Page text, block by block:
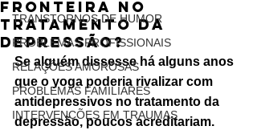
TRANSTORNOS DE HUMOR
PROBLEMAS PROFISSIONAIS
RELAÇÕES AMOROSAS
PROBLEMAS FAMILIARES
INTERVENÇÕES EM TRAUMAS
Fronteira no
Tratamento da
Depressão?
Se alguém dissesse há alguns anos
que o yoga poderia rivalizar com
antidepressivos no tratamento da
depressão, poucos acreditariam.